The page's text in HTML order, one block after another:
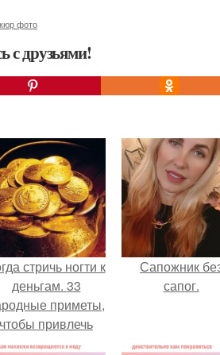
фото
с друзьями!
стричь ногти к
деньгам. 33
приметы,
чтобы привлечь
деньги в дом.
Сапожник
сапог.